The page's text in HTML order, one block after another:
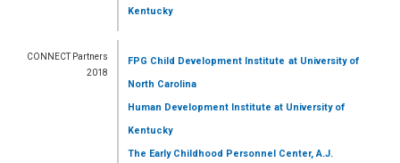
Kentucky
CONNECT Partners
2018
FPG Child Development Institute at University of
North Carolina
Human Development Institute at University of
Kentucky
The Early Childhood Personnel Center, A.J.